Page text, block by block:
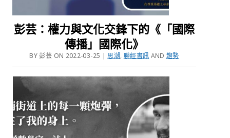
彭芸：權力與文化交鋒下的《「國際
傳播」國際化》
BY 彭芸 ON 2022-03-25 |思潮, 聯經書訊 AND趨勢